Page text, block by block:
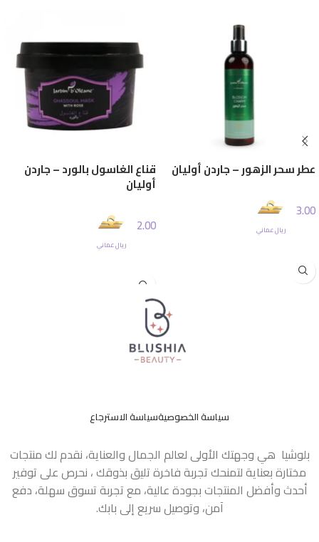
عطر سحر الزهور – جاردن أوليان
3.00
ريال عماني
قناع الغاسول بالورد – جاردن
أوليان
2.00
ريال عماني
سياسة الخصوصيةسياسة الاسترجاع
بلوشيا هي وجهتك الأولى لعالم الجمال والعناية، نقدم لك منتجات
مختارة بعناية لتمنحك تجربة فاخرة تليق بذوقك ، نحرص على توفير
أحدث وأفضل المنتجات بجودة عالية، مع تجربة تسوق سهلة، دفع
آمن، وتوصيل سريع إلى بابك.